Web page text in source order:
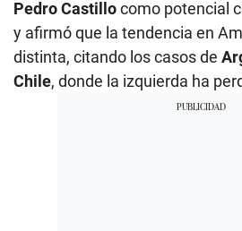
Pedro Castillocomo potencial
y afirmó que la tendencia en
distinta, citando los casos de
Chile, donde la izquierda ha